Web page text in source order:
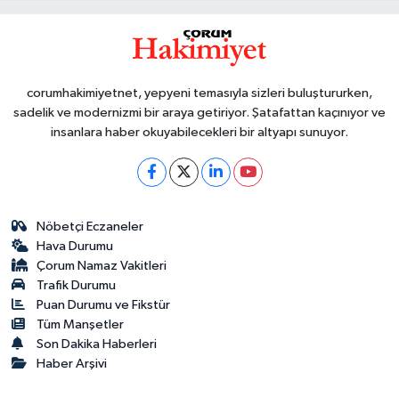
corumhakimiyetnet, yepyeni temasıyla sizleri buluştururken,
sadelik ve modernizmi bir araya getiriyor. Şatafattan kaçınıyor ve
insanlara haber okuyabilecekleri bir altyapı sunuyor.
Nöbetçi Eczaneler
Hava Durumu
Çorum Namaz Vakitleri
Trafik Durumu
Puan Durumu ve Fikstür
Tüm Manşetler
Son Dakika Haberleri
Haber Arşivi